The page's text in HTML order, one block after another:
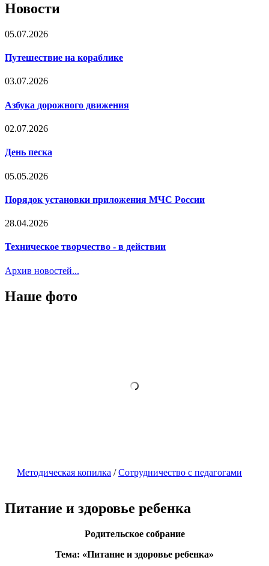
Новости
05.07.2026
Путешествие на кораблике
03.07.2026
Азбука дорожного движения
02.07.2026
День песка
05.05.2026
Порядок установки приложения МЧС России
28.04.2026
Техническое творчество - в действии
Архив новостей...
Наше фото
Методическая копилка /Сотрудничество с педагогами
Питание и здоровье ребенка
Родительское собрание
Тема: «Питание и здоровье ребенка»